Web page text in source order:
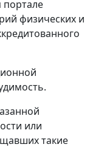
физических и
или
такие